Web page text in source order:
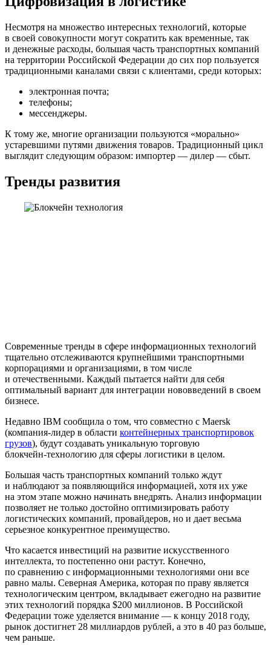
Несмотря на множество интересных технологий, которые
в своей совокупности могут сократить как временные, так
и денежные расходы, большая часть транспортных компаний
на территории Российской Федерации до сих пор пользуется
традиционными каналами связи с клиентами, среди которых:
электронная почта;
телефоны;
мессенджеры.
К тому же, многие организации пользуются «морально»
устаревшими путями движения товаров. Традиционный цикл
выглядит следующим образом: импортер — дилер — сбыт.
Тренды развития
Современные тренды в сфере информационных технологий
тщательно отслеживаются крупнейшими транспортными
корпорациями и организациями, в том числе
и отечественными. Каждый пытается найти для себя
оптимальный вариант для интеграции нововведений в своем
бизнесе.
Недавно IBM сообщила о том, что совместно с Maersk
(компания-лидер в области контейнерных транспортировок
грузов), будут создавать уникальную торговую
блокчейн-технологию для сферы логистики в целом.
Большая часть транспортных компаний только ждут
и наблюдают за появляющийся информацией, хотя их уже
на этом этапе можно начинать внедрять. Анализ информации
позволяет не только достойно оптимизировать работу
логистических компаний, провайдеров, но и дает весьма
серьезное конкурентное преимущество.
Что касается инвестиций на развитие искусственного
интеллекта, то постепенно они растут. Конечно,
по сравнению с информационными технологиями они все
равно малы. Северная Америка, которая по праву является
технологическим центром, вкладывает ежегодно на развитие
этих технологий порядка $200 миллионов. В Российской
Федерации тоже уделяется внимание — к концу 2018 году,
рынок достигнет 28 миллиардов рублей, а это в 40 раз больше,
чем раньше.